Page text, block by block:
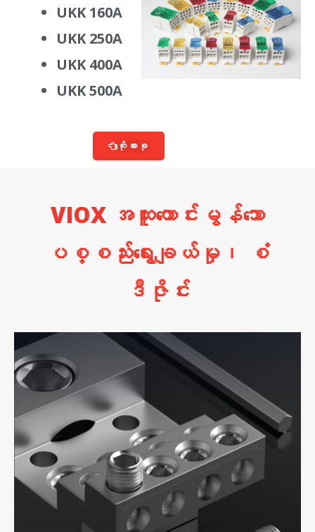
UKK 160A
UKK 250A
UKK 400A
UKK 500A
ကိုးကားခု
VIOX အထူးကောင်းမွန်သော
ပစ္စည်းရွေးချယ်မှု၊ စံ
ဒီဇိုင်း